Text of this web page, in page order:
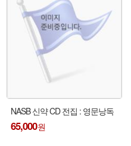
NASB 신약 CD 전집 : 영문낭독
65,000